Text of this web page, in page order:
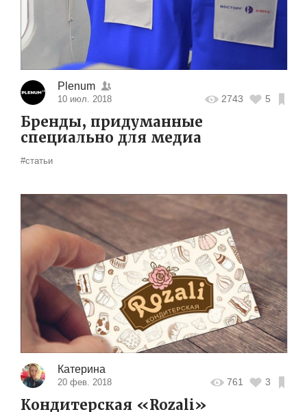
Plenum
10 июл. 2018 2743 5
Бренды, придуманные
специально для медиа
#статьи
Катерина
20 фев. 2018 761 3
Кондитерская «Rozali»